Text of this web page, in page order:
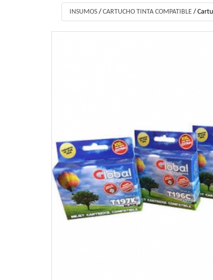
INSUMOS / CARTUCHO TINTA COMPATIBLE /